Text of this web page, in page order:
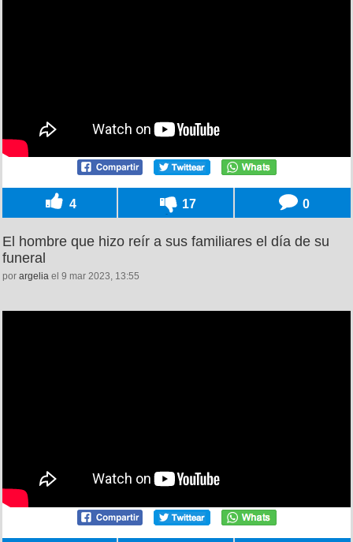
4 17 0
El hombre que hizo reír a sus familiares el día de su
funeral
por argelia el 9 mar 2023, 13:55